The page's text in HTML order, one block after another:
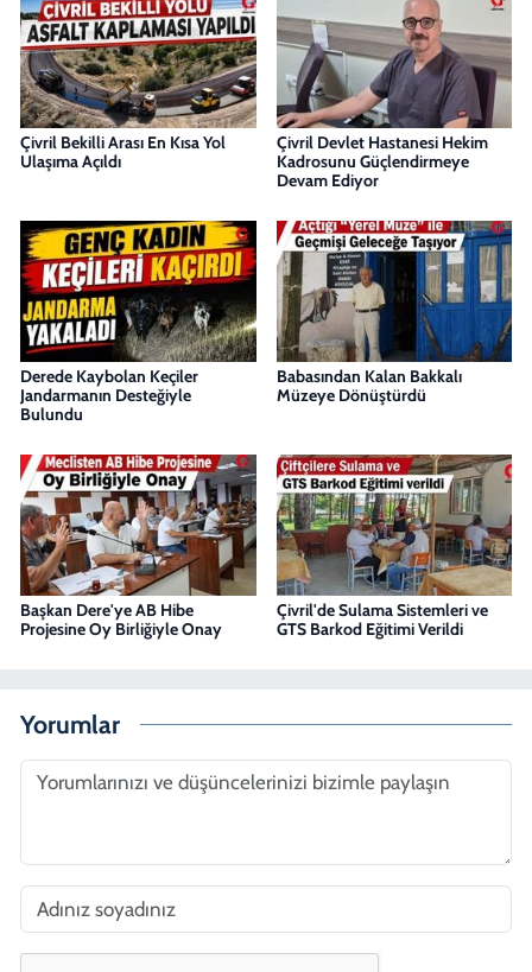
Çivril Bekilli Arası En Kısa Yol
Ulaşıma Açıldı
Çivril Devlet Hastanesi Hekim
Kadrosunu Güçlendirmeye
Devam Ediyor
Derede Kaybolan Keçiler
Jandarmanın Desteğiyle
Bulundu
Babasından Kalan Bakkalı
Müzeye Dönüştürdü
Başkan Dere'ye AB Hibe
Projesine Oy Birliğiyle Onay
Çivril'de Sulama Sistemleri ve
GTS Barkod Eğitimi Verildi
Yorumlar